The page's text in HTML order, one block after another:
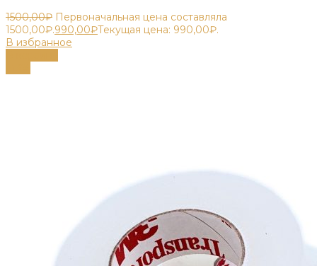
1500,00₽ Первоначальная цена составляла
1500,00₽.990,00₽Текущая цена: 990,00₽.
В избранное